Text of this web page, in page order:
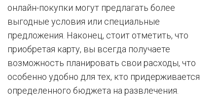
онлайн-покупки могут предлагать более
выгодные условия или специальные
предложения. Наконец, стоит отметить, что
приобретая карту, вы всегда получаете
возможность планировать свои расходы, что
особенно удобно для тех, кто придерживается
определенного бюджета на развлечения.